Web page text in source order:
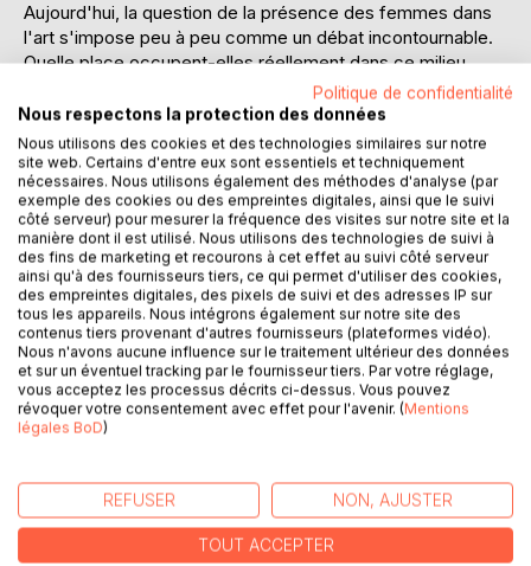
Aujourd'hui, la question de la présence des femmes dans
l'art s'impose peu à peu comme un débat incontournable.
Quelle place occupent-elles réellement dans ce milieu
professionnel ? Qu'il s'agisse de la visibilité des artistes
femmes dans les lieux d'exposition, l'espace public, les
musées ou sur la Toile, du rôle des femmes au sein des
écoles et des universités, de la parité femmes-hommes
dans le secteur culturel, ou encore de la représentation
des minorités de genre sur la scène artistique, les
problématiques sont complexes et imbriquées.
Cette publication met en lumière la multiplicité des enjeux à
travers une série d'entretiens issus d'un cycle de douze
tables rondes intitulé "Art : genre féminin" et organisé entre
2017
et 2019 par des étudiant·e·s du master Sciences et
Techniques de l'Exposition de l'université Paris 1 Panthéon-
Sorbonne, sous la direction de Françoise Docquiert, avec
l'association
Exhibitions et la Monnaie de Paris. Ces rencontres
ouvertes au public ont réuni trente-cinq personnalités, dans
le but d'interroger
les raisons de la marginalisation des femmes dans l'histoire
Politique de confidentialité
Nous respectons la protection des données
Nous utilisons des cookies et des technologies similaires sur notre
site web. Certains d'entre eux sont essentiels et techniquement
nécessaires. Nous utilisons également des méthodes d'analyse (par
exemple des cookies ou des empreintes digitales, ainsi que le suivi
côté serveur) pour mesurer la fréquence des visites sur notre site et la
manière dont il est utilisé. Nous utilisons des technologies de suivi à
des fins de marketing et recourons à cet effet au suivi côté serveur
ainsi qu'à des fournisseurs tiers, ce qui permet d'utiliser des cookies,
des empreintes digitales, des pixels de suivi et des adresses IP sur
tous les appareils. Nous intégrons également sur notre site des
contenus tiers provenant d'autres fournisseurs (plateformes vidéo).
Nous n'avons aucune influence sur le traitement ultérieur des données
et sur un éventuel tracking par le fournisseur tiers. Par votre réglage,
vous acceptez les processus décrits ci-dessus. Vous pouvez
révoquer votre consentement avec effet pour l'avenir. (Mentions
légales BoD)
REFUSER NON, AJUSTER
TOUT ACCEPTER